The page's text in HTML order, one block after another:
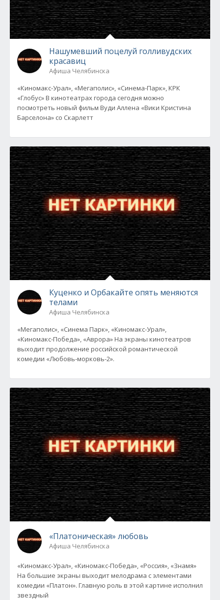
Нашумевший поцелуй голливудских
красавиц
Афиша Челябинска
«Киномакс-Урал», «Мегаполис», «Синема-Парк», КРК
«Глобус» В кинотеатрах города сегодня можно
посмотреть новый фильм Вуди Аллена «Вики Кристина
Барселона» со Скарлетт
Куценко и Орбакайте опять меняются
телами
Афиша Челябинска
«Мегаполис», «Синема Парк», «Киномакс-Урал»,
«Киномакс-Победа», «Аврора» На экраны кинотеатров
выходит продолжение российской романтической
комедии «Любовь-морковь-2».
«Платоническая» любовь
Афиша Челябинска
«Киномакс-Урал», «Киномакс-Победа», «Россия», «Знамя»
На большие экраны выходит мелодрама с элементами
комедии «Платон». Главную роль в этой картине исполнил
звездный